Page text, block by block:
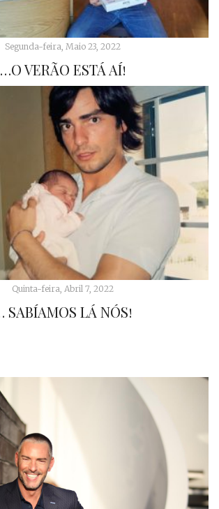
Segunda-feira, Maio 23, 2022
…O VERÃO ESTÁ AÍ!
Quinta-feira, Abril 7, 2022
SABÍAMOS LÁ NÓS!